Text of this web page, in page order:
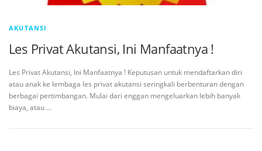
AKUTANSI
Les Privat Akutansi, Ini Manfaatnya !
Les Privat Akutansi, Ini Manfaatnya ! Keputusan untuk mendaftarkan diri
atau anak ke lembaga les privat akutansi seringkali berbenturan dengan
berbagai pertimbangan. Mulai dari enggan mengeluarkan lebih banyak
biaya, atau …